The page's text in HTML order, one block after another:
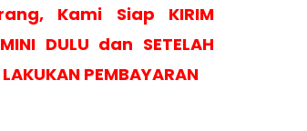
Kami Siap KIRIM
DULU dan SETELAH
PEMBAYARAN